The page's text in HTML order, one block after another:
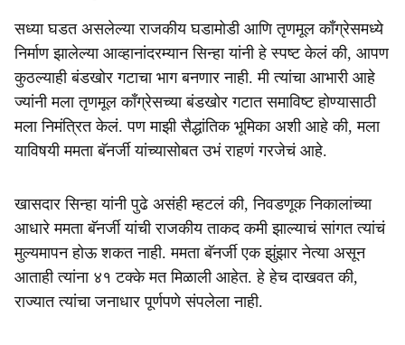
सध्या घडत असलेल्या राजकीय घडामोडी आणि तृणमूल काँग्रेसमध्ये
निर्माण झालेल्या आव्हानांदरम्यान सिन्हा यांनी हे स्पष्ट केलं की, आपण
कुठल्याही बंडखोर गटाचा भाग बनणार नाही. मी त्यांचा आभारी आहे
ज्यांनी मला तृणमूल काँग्रेसच्या बंडखोर गटात समाविष्ट होण्यासाठी
मला निमंत्रित केलं. पण माझी सैद्धांतिक भूमिका अशी आहे की, मला
याविषयी ममता बॅनर्जी यांच्यासोबत उभं राहणं गरजेचं आहे.
खासदार सिन्हा यांनी पुढे असंही म्हटलं की, निवडणूक निकालांच्या
आधारे ममता बॅनर्जी यांची राजकीय ताकद कमी झाल्याचं सांगत त्यांचं
मुल्यमापन होऊ शकत नाही. ममता बॅनर्जी एक झुंझार नेत्या असून
आताही त्यांना ४१ टक्के मत मिळाली आहेत. हे हेच दाखवत की,
राज्यात त्यांचा जनाधार पूर्णपणे संपलेला नाही.